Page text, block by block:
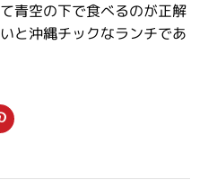
青空の下で食べるのが正解
と沖縄チックなランチであ